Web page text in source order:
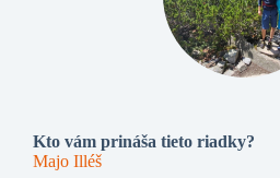
Kto vám prináša tieto riadky?
Majo Illéš